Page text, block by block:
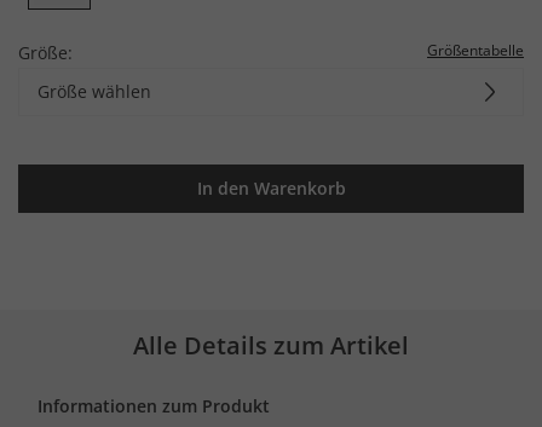
Größe: Größentabelle
Größe wählen
In den Warenkorb
Alle Details zum Artikel
Informationen zum Produkt